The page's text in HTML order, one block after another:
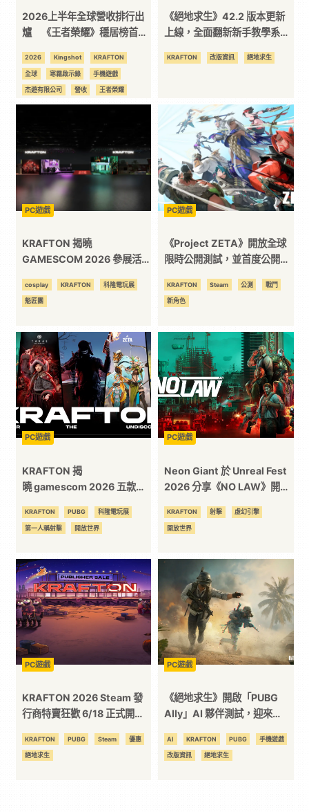
位
資
訊
平
台
2026上半年全球營收排行出
爐 《王者榮耀》穩居榜首
2026 Kingshot KRAFTON
全球 寒霜啟示錄 手機遊戲
杰遊有限公司 營收 王者榮耀
絕地求生 騰訊
《絕地求生》42.2 版本更新
上線，全面翻新新手教學系
歸與全新單人殊死戰，無線電
KRAFTON 改版資訊 絕地求生
PC遊戲
KRAFTON 揭曉
GAMESCOM 2026 參展活動
cosplay KRAFTON 科隆電玩展
魁匠團
PC遊戲
《Project ZETA》開放全球
限時公開測試，並首度公開全
KRAFTON Steam 公測 戰鬥
新角色
PC遊戲
KRAFTON 揭
曉 gamescom 2026 五款新
秘新作將於展會全球首曝
KRAFTON PUBG 科隆電玩展
第一人稱射擊 開放世界
PC遊戲
Neon Giant 於 Unreal Fest
2026 分享《NO LAW》開放
KRAFTON 射擊 虛幻引擎
開放世界
PC遊戲
KRAFTON 2026 Steam 發
行商特賣狂歡 6/18 正式開
優惠 多款作品於 6 月 18 日起
至 26 日在 Steam 平台限時折
KRAFTON PUBG Steam 優惠
絕地求生
PC遊戲
《絕地求生》開啟「PUBG
Ally」AI 夥伴測試，迎來
智慧隊友 Ella 闖蕩 Sanhok、
支援中英韓語音互動，全球測
AI KRAFTON PUBG 手機遊戲
改版資訊 絕地求生